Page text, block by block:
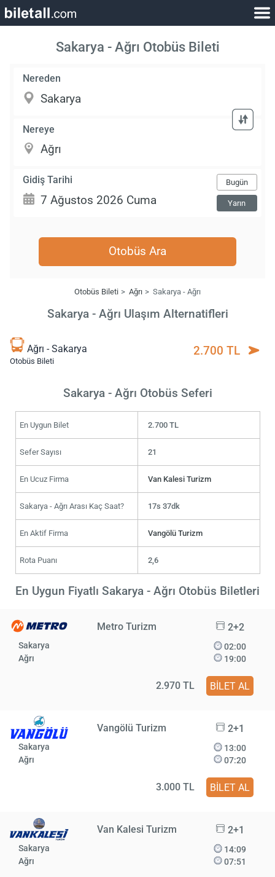
Sakarya - Ağrı Otobüs Bileti
Nereden
Nereye
Gidiş Tarihi Bugün
Yarın
Otobüs Ara
Otobüs Bileti Ağrı Sakarya - Ağrı
Sakarya - Ağrı Ulaşım Alternatifleri
Ağrı - Sakarya
Otobüs Bileti
2.700 TL
Sakarya - Ağrı Otobüs Seferi
En Uygun Bilet 2.700 TL
Sefer Sayısı 21
En Ucuz Firma Van Kalesi Turizm
Sakarya - Ağrı Arası Kaç Saat? 17s 37dk
En Aktif Firma Vangölü Turizm
Rota Puanı 2,6
En Uygun Fiyatlı Sakarya - Ağrı Otobüs Biletleri
Metro Turizm 2+2
Sakarya
Ağrı
02:00
19:00
2.970 TL BİLET AL
Vangölü Turizm 2+1
Sakarya
Ağrı
13:00
07:20
3.000 TL BİLET AL
Van Kalesi Turizm 2+1
Sakarya
Ağrı
14:09
07:51